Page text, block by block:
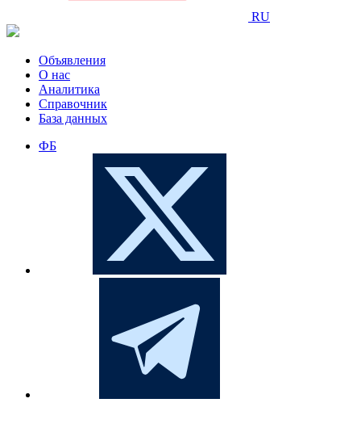
RU
Объявления
О нас
Аналитика
Справочник
База данных
ФБ